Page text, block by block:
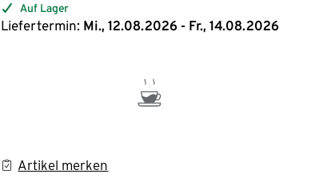
Auf Lager
Liefertermin: Mi., 12.08.2026 - Fr., 14.08.2026
Artikel merken